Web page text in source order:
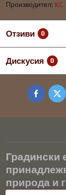
Производител: KC
Отзиви 0
Дискусия 0
Facebook
Градински
природа и